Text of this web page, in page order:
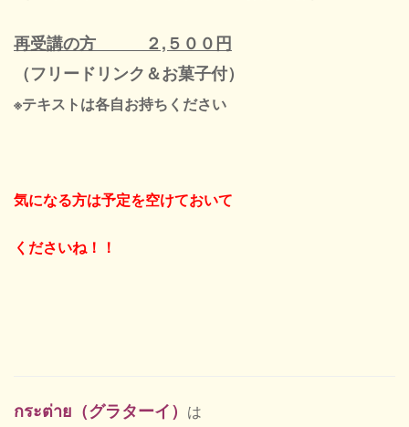
再受講の方 ２,５００円
（フリードリンク＆お菓子付）
※テキストは各自お持ちください
気になる方は予定を空けておいて
くださいね！！
กระต่าย（グラターイ） は